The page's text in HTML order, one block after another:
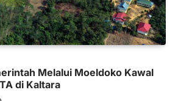
Melalui Moeldoko Kawal
di Kaltara